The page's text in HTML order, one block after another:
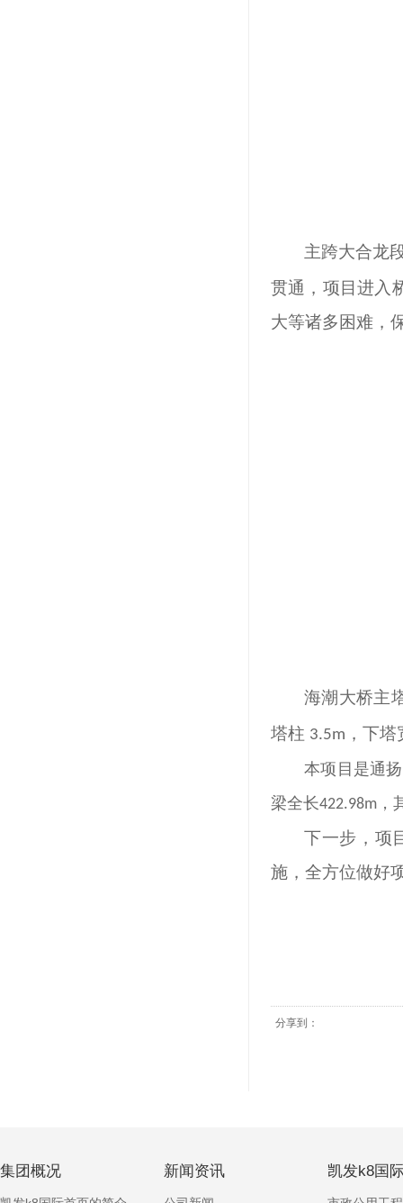
主跨大合龙
贯通，项目进入
大等诸多困难，
海潮大桥主
塔柱 3.5m ，下
本项目是通
梁全长422.98m ，
下一步，项
施，全方位做好
分享到：
集团概况 新闻资讯 凯发k8国